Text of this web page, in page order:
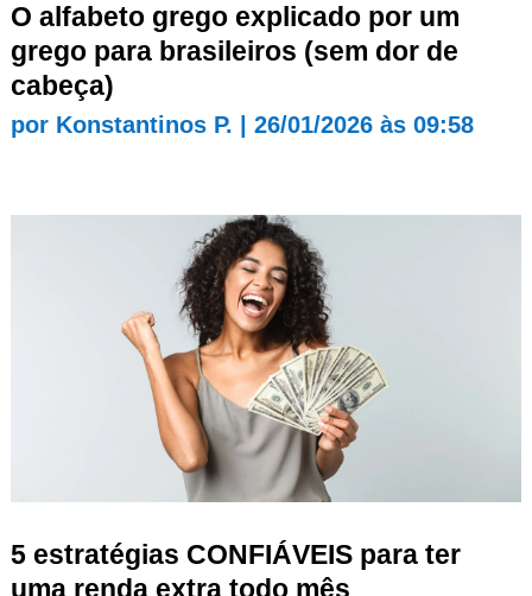
O alfabeto grego explicado por um
grego para brasileiros (sem dor de
cabeça)
por Konstantinos P. 26/01/2026 às 09:58
5 estratégias CONFIÁVEIS para ter
uma renda extra todo mês